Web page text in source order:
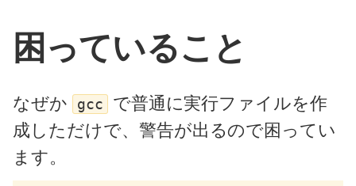
困っていること
なぜか gcc で普通に実行ファイルを作
成しただけで、警告が出るので困ってい
ます。